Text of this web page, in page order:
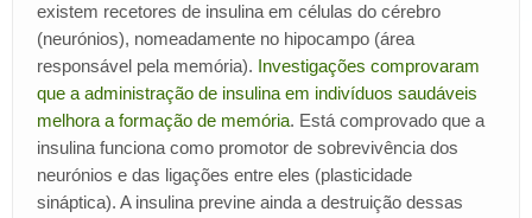
existem recetores de insulina em células do cérebro
(neurónios), nomeadamente no hipocampo (área
responsável pela memória). Investigações comprovaram
que a administração de insulina em indivíduos saudáveis
melhora a formação de memória. Está comprovado que a
insulina funciona como promotor de sobrevivência dos
neurónios e das ligações entre eles (plasticidade
sináptica). A insulina previne ainda a destruição dessas